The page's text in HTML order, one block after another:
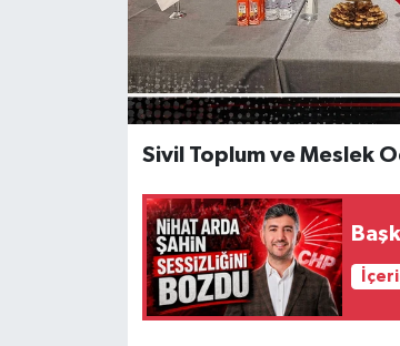
Sivil Toplum ve Meslek